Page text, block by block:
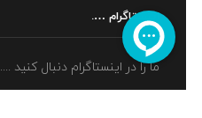
اینستاگرام ….
ما را در اینستاگرام دنبال کنید ....